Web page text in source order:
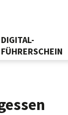
DIGITAL-
FÜHRERSCHEIN